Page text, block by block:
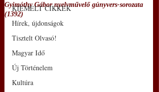
KIEMELT CIKKEK
Hírek, újdonságok
Tisztelt Olvasó!
Magyar Idő
Új Történelem
Kultúra
Gyimóthy Gábor nyelvművelő gúnyvers-sorozata
(1392)